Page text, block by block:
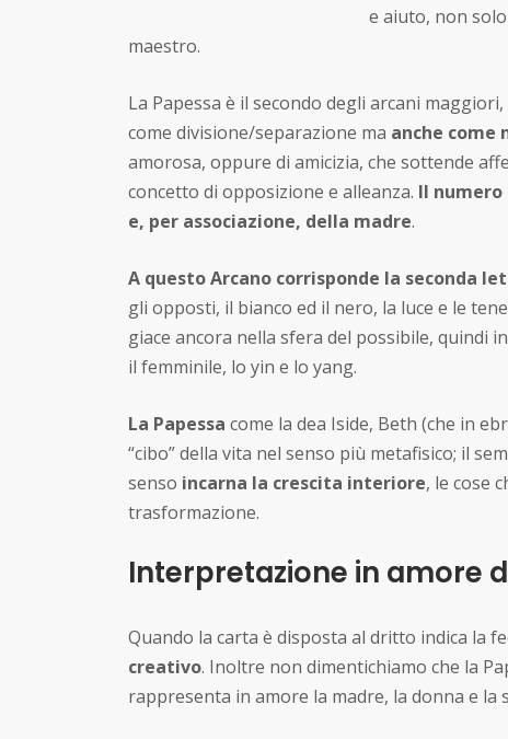
e aiuto, non
maestro.
La Papessa è il secondo degli arcani maggiori,
come divisione/separazione ma anche come
amorosa, oppure di amicizia, che sottende
concetto di opposizione e alleanza. Il
e, per associazione, della madre.
A questo Arcano corrisponde la seconda
gli opposti, il bianco ed il nero, la luce e le
giace ancora nella sfera del possibile, quindi
il femminile, lo yin e lo yang.
La Papessa come la dea Iside, Beth (che in
“cibo” della vita nel senso più metafisico; il
senso incarna la crescita interiore, le cose
trasformazione.
Interpretazione in amore
Quando la carta è disposta al dritto indica la
creativo. Inoltre non dimentichiamo che la
rappresenta in amore la madre, la donna e la